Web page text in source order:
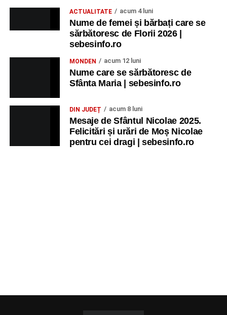
ACTUALITATE acum 4 luni
Nume de femei și bărbați care se
sărbătoresc de Florii 2026 |
sebesinfo.ro
MONDEN acum 12 luni
Nume care se sărbătoresc de
Sfânta Maria | sebesinfo.ro
DIN JUDEȚ acum 8 luni
Mesaje de Sfântul Nicolae 2025.
Felicitări și urări de Moș Nicolae
pentru cei dragi | sebesinfo.ro